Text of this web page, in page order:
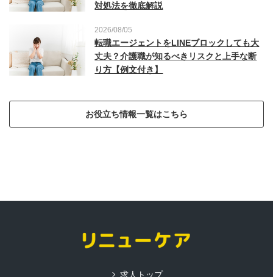
対処法を徹底解説
2026/08/05
転職エージェントをLINEブロックしても大
丈夫？介護職が知るべきリスクと上手な断
り方【例文付き】
お役立ち情報一覧はこちら
求人トップ